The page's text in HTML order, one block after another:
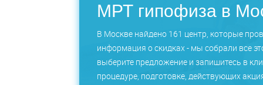
МРТ гипофиза в
В Москве найдено 161 центр, которые
информация о скидках - мы собрали все
выберите предложение и запишитесь в
процедуре, подготовке, действующих